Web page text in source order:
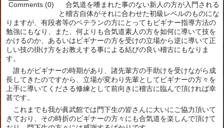
Comments (0)
合気道を嗜まれた事のない新人の方が入門される
と稽古自体がそれに合わせた初級レベルのものにな
りますが、有段者等のベテランの方にとってもビギナー指導方法の
勉強にもなり、また、何よりも合気道素人の方を如何に導いて技を
かけるのか、あるいはビギナーの方を受けの立場から逆に導いて正
しい技の掛け方をお教えする事による結びの良い稽古にもなりま
す。
誰もがビギナーの時期があり、諸先輩方の手助けを受けながら成
長してきたのですから、立場が変わり先輩としてビギナーの方々を
上手に導いてくださる修練として前向きに稽古に臨んで頂ければ幸
甚です。
これまでも我が眞武館では門下生の皆さんに大いにご協力頂いて
きており、その時折のビギナーの方々にも合気道を楽しんで頂けて